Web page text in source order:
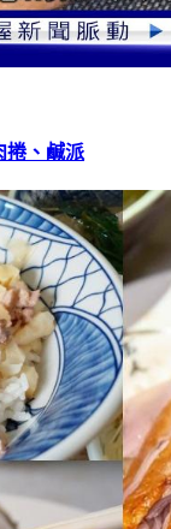
捲、鹹派